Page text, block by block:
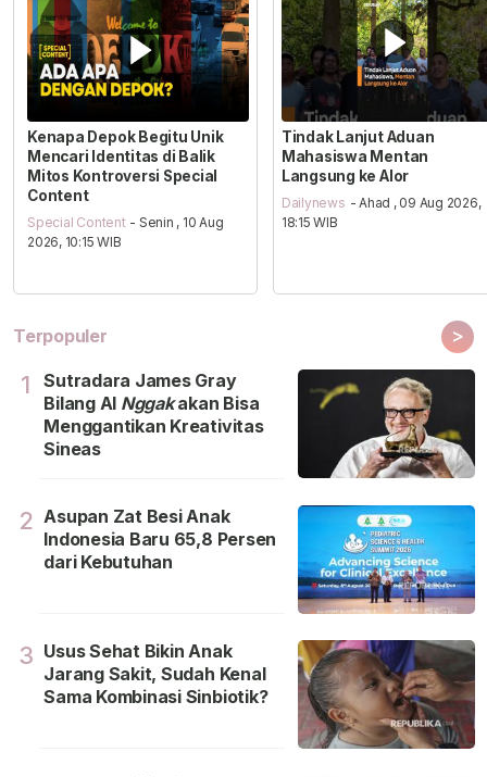
Kenapa Depok Begitu Unik
Mencari Identitas di Balik
Mitos Kontroversi Special
Content
Special Content - Senin , 10 Aug
2026, 10:15 WIB
Tindak Lanjut Aduan
Mahasiswa Mentan
Langsung ke Alor
Dailynews - Ahad , 09 Aug 2026,
18:15 WIB
Terpopuler >
1
Sutradara James Gray
Bilang Al Nggakakan Bisa
Menggantikan Kreativitas
Sineas
2 Asupan Zat Besi Anak
Indonesia Baru 65,8 Persen
dari Kebutuhan
3 Usus Sehat Bikin Anak
Jarang Sakit, Sudah Kenal
Sama Kombinasi Sinbiotik?